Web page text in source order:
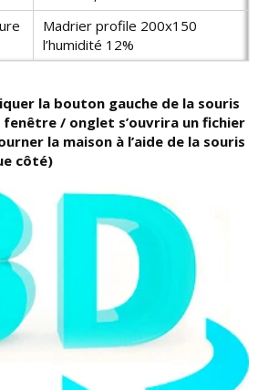
Madrier profile 200x150
l’humidité 12%
la bouton gauche de la souris
fenêtre / onglet s’ouvrira un fichier
la maison à l’aide de la souris
côté)